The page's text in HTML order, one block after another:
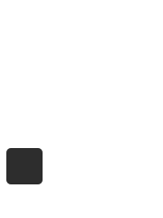
Instagram